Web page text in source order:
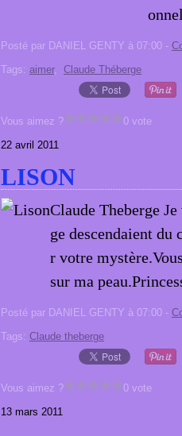
Posté par DANIEL GENTY à 07:00 -
Tags: aimer, Claude Théberge
Vous aimez ?
0 vote
22 avril 2011
LISON
Claude Theberge
ge descendaient du
r votre
sur ma
Posté par DANIEL GENTY à 07:00 -
Tags: Claude theberge
Vous aimez ?
0 vote
13 mars 2011